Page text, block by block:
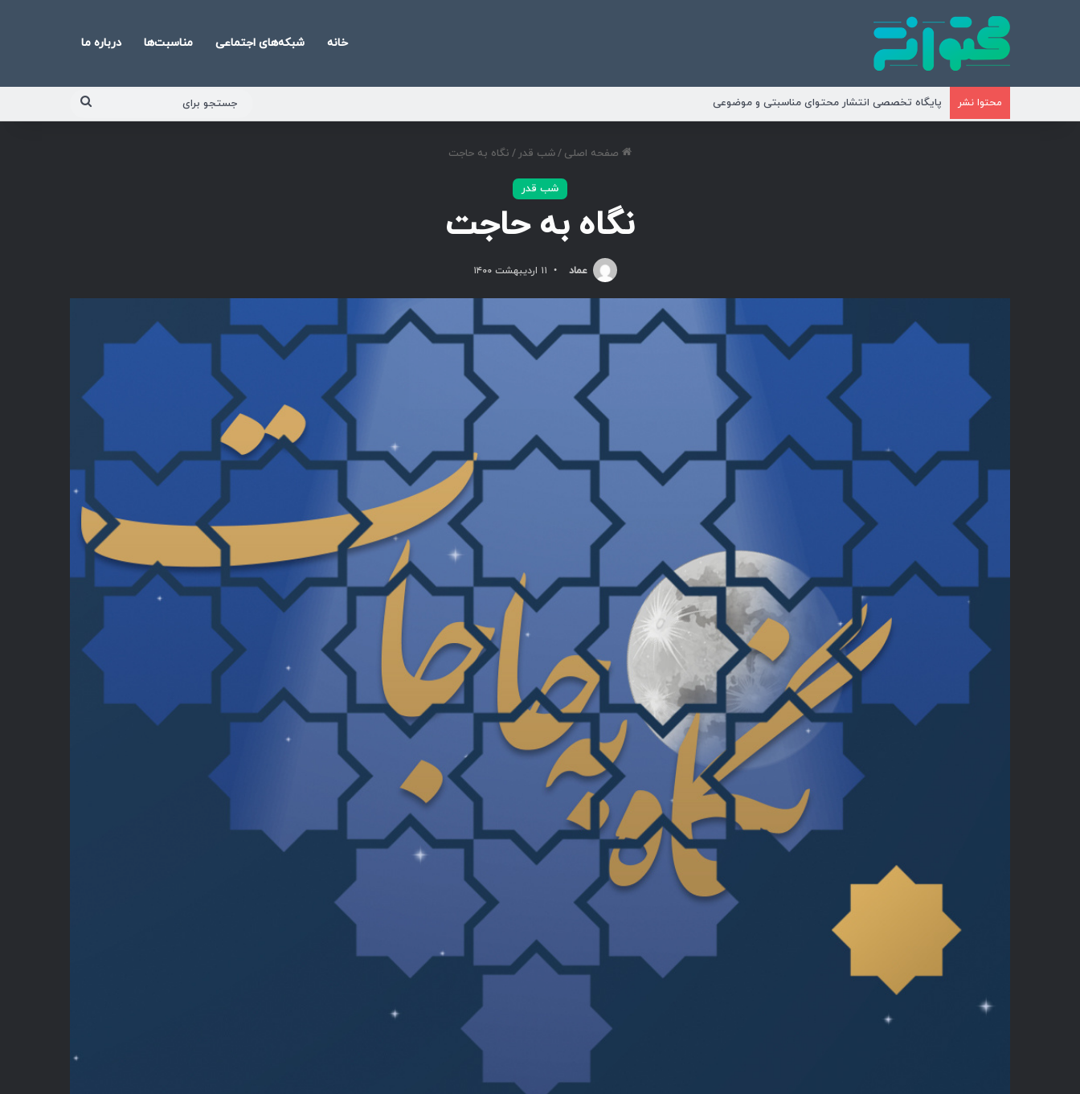
خانه شبکه‌های اجتماعی مناسبت‌ها درباره ما
محتوا نشر پایگاه تخصصی انتشار محتوای مناسبتی و موضوعی
صفحه اصلی /شب قدر / نگاه به حاجت
شب قدر
نگاه به حاجت
عماد ۱۱ اردیبهشت ۱۴۰۰